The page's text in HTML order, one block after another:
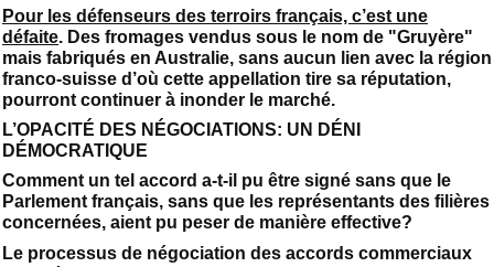
Pour les défenseurs des terroirs français, c’est une
défaite. Des fromages vendus sous le nom de "Gruyère"
mais fabriqués en Australie, sans aucun lien avec la région
franco-suisse d’où cette appellation tire sa réputation,
pourront continuer à inonder le marché.
L’OPACITÉ DES NÉGOCIATIONS: UN DÉNI
DÉMOCRATIQUE
Comment un tel accord a-t-il pu être signé sans que le
Parlement français, sans que les représentants des filières
concernées, aient pu peser de manière effective?
Le processus de négociation des accords commerciaux